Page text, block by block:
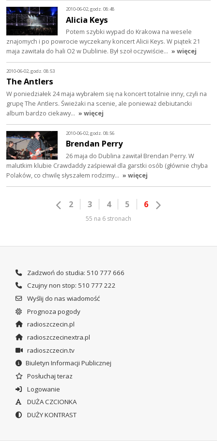
2010-06-02, godz. 08:48
Alicia Keys
Potem szybki wypad do Krakowa na wesele
znajomych i po powrocie wyczekany koncert Alicii Keys. W piątek 21
maja zawitała do hali O2 w Dublinie. Był szoł oczywiście… » więcej
2010-06-02, godz. 08:53
The Antlers
W poniedziałek 24 maja wybrałem się na koncert totalnie inny, czyli na
grupę The Antlers. Świeżaki na scenie, ale ponieważ debiutancki
album bardzo ciekawy… » więcej
2010-06-02, godz. 08:56
Brendan Perry
26 maja do Dublina zawitał Brendan Perry. W
malutkim klubie Crawdaddy zaśpiewał dla garstki osób (głównie chyba
Polaków, co chwilę słyszałem rodzimy… » więcej
2 3 4 5 6
55 na 6 stronach
Zadzwoń do studia: 510 777 666
Czujny non stop: 510 777 222
Wyślij do nas wiadomość
Prognoza pogody
radioszczecin.pl
radioszczecinextra.pl
radioszczecin.tv
Biuletyn Informacji Publicznej
Posłuchaj teraz
Logowanie
DUŻA CZCIONKA
DUŻY KONTRAST